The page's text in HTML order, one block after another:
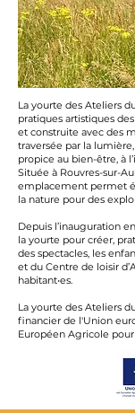
La yourte des Ateliers
pratiques artistiques
et construite avec des
traversée par la
propice au bien-être, à
Située à Rouvres-sur-
emplacement permet
la nature pour des
Depuis l’inauguration
la yourte pour créer,
des spectacles, les
et du Centre de loisir
habitant•es.
La yourte des Ateliers
financier de l'Union
Européen Agricole